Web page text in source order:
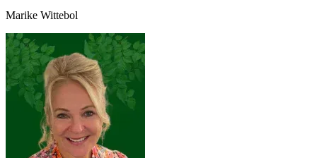
Marike Wittebol